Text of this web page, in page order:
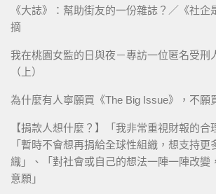
《大誌》：幫助街友的一份雜誌？／《社企
摘
我在桃園女監的日與夜－專訪一位匿名受刑
（上）
為什麼有人寧願買《The Big Issue》，不願
【捐款人想什麼？】「我非常重視財報的合
「暫時不會想再捐給全球性組織，想支持更
織」、「對社會或自己的想法一陣一陣改變
意願」